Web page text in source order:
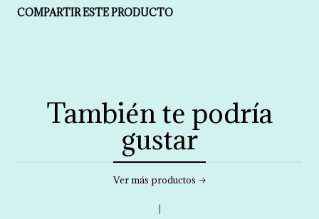
COMPARTIR ESTE PRODUCTO
También te podría
gustar
Ver más productos